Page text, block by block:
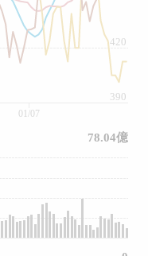
390
420
01/07
78.04億